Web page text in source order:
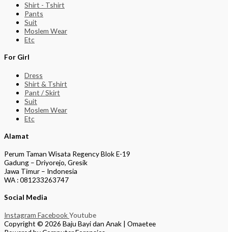
Shirt - Tshirt
Pants
Suit
Moslem Wear
Etc
For Girl
Dress
Shirt & Tshirt
Pant / Skirt
Suit
Moslem Wear
Etc
Alamat
Perum Taman Wisata Regency Blok E-19
Gadung – Driyorejo, Gresik
Jawa Timur – Indonesia
WA : 081233263747
Social Media
Instagram FacebookYoutube
Copyright © 2026 Baju Bayi dan Anak | Omaetee